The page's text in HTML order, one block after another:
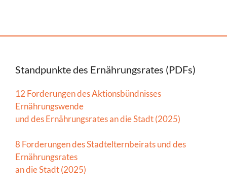
Standpunkte des Ernährungsrates (PDFs)
12 Forderungen des Aktionsbündnisses
Ernährungswende
und des Ernährungsrates an die Stadt (2025)
8 Forderungen des Stadtelternbeirats und des
Ernährungsrates
an die Stadt (2025)